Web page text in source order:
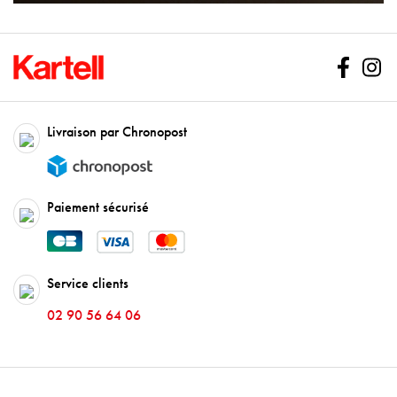
Livraison par Chronopost
Paiement sécurisé
Service clients
02 90 56 64 06